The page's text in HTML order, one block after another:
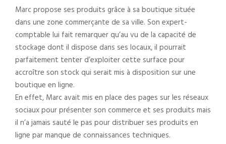
Marc propose ses produits grâce à sa boutique située
dans une zone commerçante de sa ville. Son expert-
comptable lui fait remarquer qu’au vu de la capacité de
stockage dont il dispose dans ses locaux, il pourrait
parfaitement tenter d’exploiter cette surface pour
accroître son stock qui serait mis à disposition sur une
boutique en ligne.
En effet, Marc avait mis en place des pages sur les réseaux
sociaux pour présenter son commerce et ses produits mais
il n’a jamais sauté le pas pour distribuer ses produits en
ligne par manque de connaissances techniques.